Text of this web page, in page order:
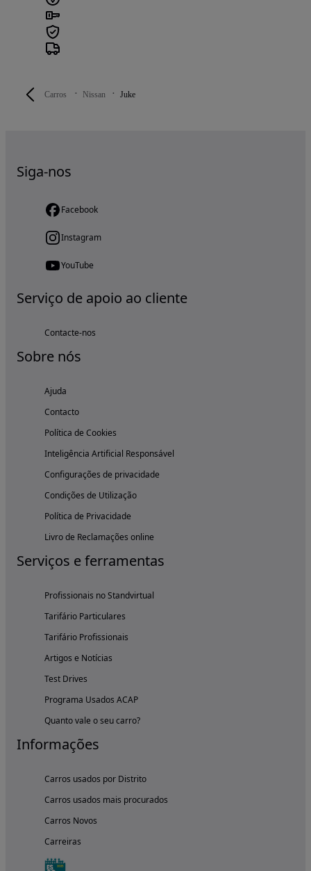
Carros Nissan Juke
Siga-nos
Facebook
Instagram
YouTube
Serviço de apoio ao cliente
Contacte-nos
Sobre nós
Ajuda
Contacto
Política de Cookies
Inteligência Artificial Responsável
Configurações de privacidade
Condições de Utilização
Política de Privacidade
Livro de Reclamações online
Serviços e ferramentas
Profissionais no Standvirtual
Tarifário Particulares
Tarifário Profissionais
Artigos e Notícias
Test Drives
Programa Usados ACAP
Quanto vale o seu carro?
Informações
Carros usados por Distrito
Carros usados mais procurados
Carros Novos
Carreiras